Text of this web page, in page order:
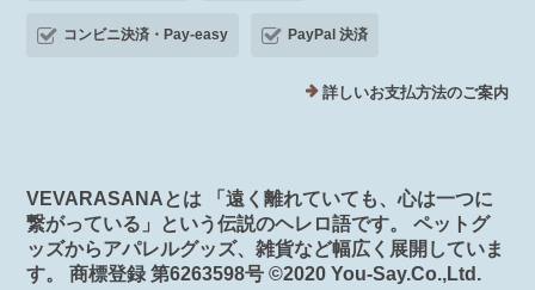
コンビニ決済・Pay-easy PayPal 決済
詳しいお支払方法のご案内
VEVARASANAとは 「遠く離れていても、心は一つに
繋がっている」という伝説のヘレロ語です。 ペットグ
ッズからアパレルグッズ、雑貨など幅広く展開していま
す。 商標登録 第6263598号 ©️2020 You-Say.Co.,Ltd.